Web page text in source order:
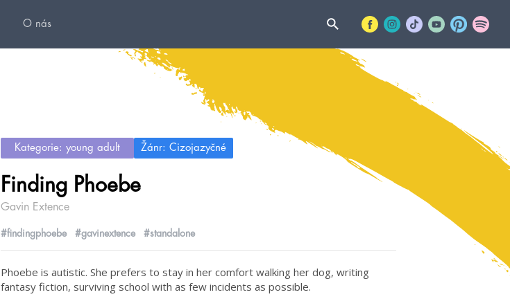
O nás
Kategorie: young adult Žánr: Cizojazyčné
Finding Phoebe
Gavin Extence
#findingphoebe #gavinextence #standalone
Phoebe is autistic. She prefers to stay in her comfort walking her dog, writing
fantasy fiction, surviving school with as few incidents as possible.